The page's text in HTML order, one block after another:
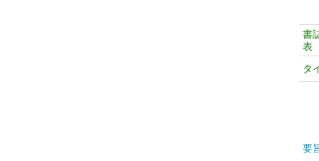
書
表
タ
要